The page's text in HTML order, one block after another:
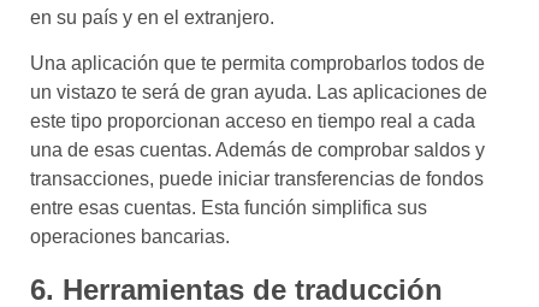
en su país y en el extranjero.
Una aplicación que te permita comprobarlos todos de
un vistazo te será de gran ayuda. Las aplicaciones de
este tipo proporcionan acceso en tiempo real a cada
una de esas cuentas. Además de comprobar saldos y
transacciones, puede iniciar transferencias de fondos
entre esas cuentas. Esta función simplifica sus
operaciones bancarias.
6. Herramientas de traducción